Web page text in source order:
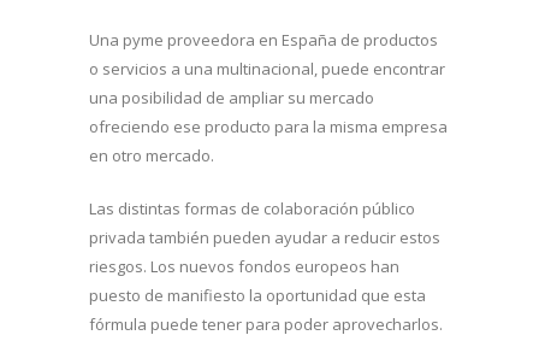
Una pyme proveedora en España de productos
o servicios a una multinacional, puede encontrar
una posibilidad de ampliar su mercado
ofreciendo ese producto para la misma empresa
en otro mercado.
Las distintas formas de colaboración público
privada también pueden ayudar a reducir estos
riesgos. Los nuevos fondos europeos han
puesto de manifiesto la oportunidad que esta
fórmula puede tener para poder aprovecharlos.